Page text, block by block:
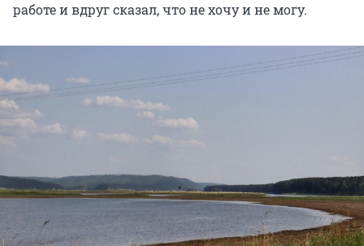
работе и вдруг сказал, что не хочу и не могу.